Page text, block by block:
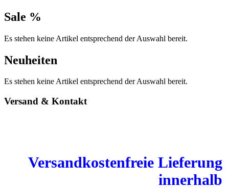
Sale %
Es stehen keine Artikel entsprechend der Auswahl bereit.
Neuheiten
Es stehen keine Artikel entsprechend der Auswahl bereit.
Versand & Kontakt
Versandkostenfreie Lieferung
innerhalb